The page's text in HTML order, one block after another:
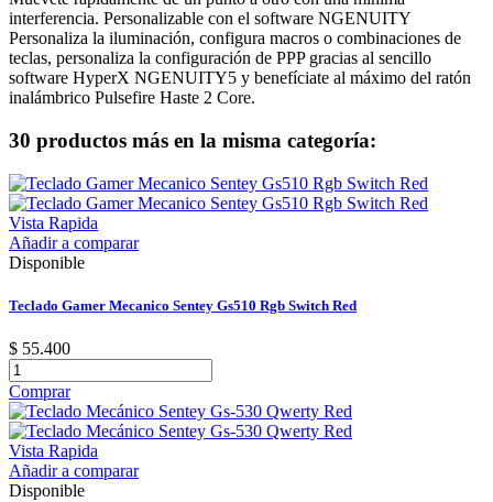
interferencia. Personalizable con el software NGENUITY
Personaliza la iluminación, configura macros o combinaciones de
teclas, personaliza la configuración de PPP gracias al sencillo
software HyperX NGENUITY5 y benefíciate al máximo del ratón
inalámbrico Pulsefire Haste 2 Core.
30 productos más en la misma categoría:
Vista Rapida
Añadir a comparar
Disponible
Teclado Gamer Mecanico Sentey Gs510 Rgb Switch Red
$ 55.400
Comprar
Vista Rapida
Añadir a comparar
Disponible